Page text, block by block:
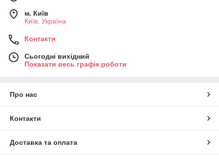
м. Київ
Київ, Україна
Контакти
Сьогодні вихідний
Показати весь графік роботи
Про нас
Контакти
Доставка та оплата